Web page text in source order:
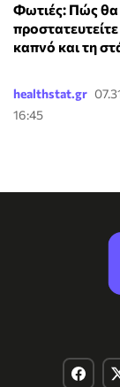
Φωτιές: Πώς θα
καπνό και τη
healthstat.gr
16:45